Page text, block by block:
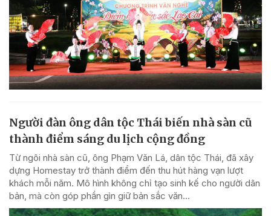
Người đàn ông dân tộc Thái biến nhà sàn cũ
thành điểm sáng du lịch cộng đồng
Từ ngôi nhà sàn cũ, ông Phạm Văn Lá, dân tộc Thái, đã xây
dựng Homestay trở thành điểm đến thu hút hàng vạn lượt
khách mỗi năm. Mô hình không chỉ tạo sinh kế cho người dân
bản, mà còn góp phần gìn giữ bản sắc văn...